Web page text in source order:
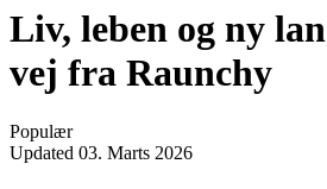
Liv, leben og ny
vej fra Raunchy
Populær
Updated 03. Marts 2026